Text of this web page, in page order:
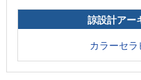
諒設計アー
カラーセ